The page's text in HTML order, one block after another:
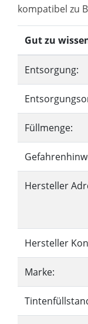
kompatibel zu
Gut zu
Entsorgung:
Füllmenge:
Hersteller
Hersteller
Marke: